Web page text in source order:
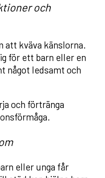
och
att kväva känslorna.
för ett barn eller en
något ledsamt och
och förtränga
eller unga får